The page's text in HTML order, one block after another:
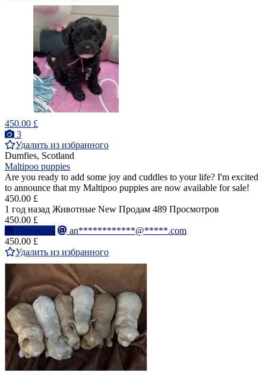
450.00 £
3
Удалить из избранного
Dumfies, Scotland
Maltipoo puppies
Are you ready to add some joy and cuddles to your life? I'm excited
to announce that my Maltipoo puppies are now available for sale!
450.00 £
1 год назад Животные New Продам 489 Просмотров
450.00 £
Написать
an************@*****.com
450.00 £
Удалить из избранного